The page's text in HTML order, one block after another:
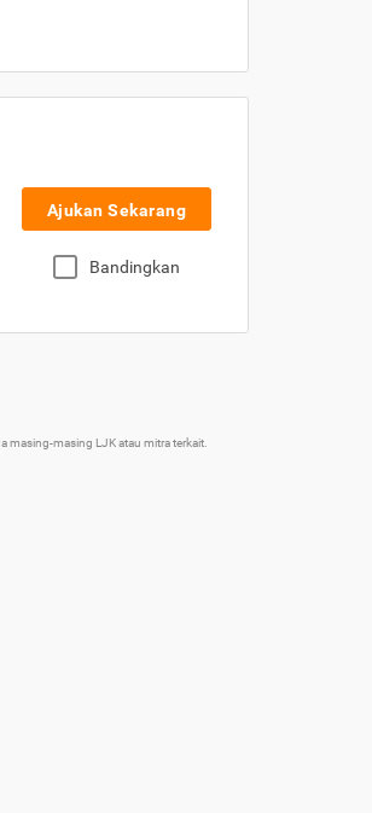
Ajukan Sekarang
Bandingkan
masing LJK atau mitra terkait.